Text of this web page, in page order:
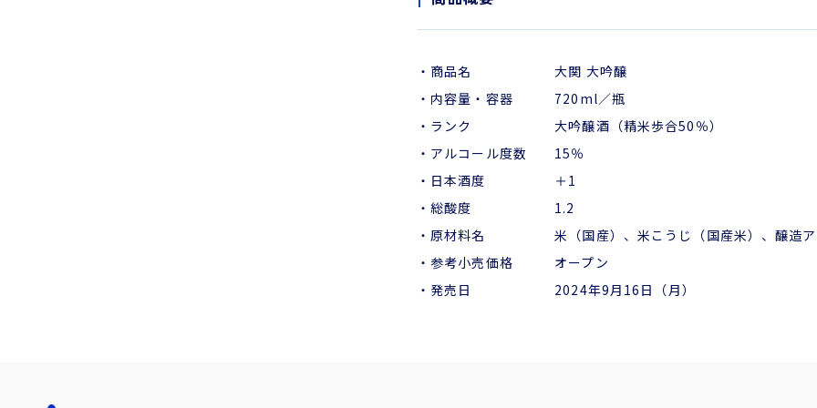
・商品名 大関 大吟醸
・内容量・容器 720ml／瓶
・ランク 大吟醸酒（精米歩合50％）
・アルコール度数 15％
・日本酒度 ＋1
・総酸度 1.2
・原材料名 米（国産）、米こうじ（国産米）、醸造ア
・参考小売価格 オープン
・発売日 2024年9月16日（月）